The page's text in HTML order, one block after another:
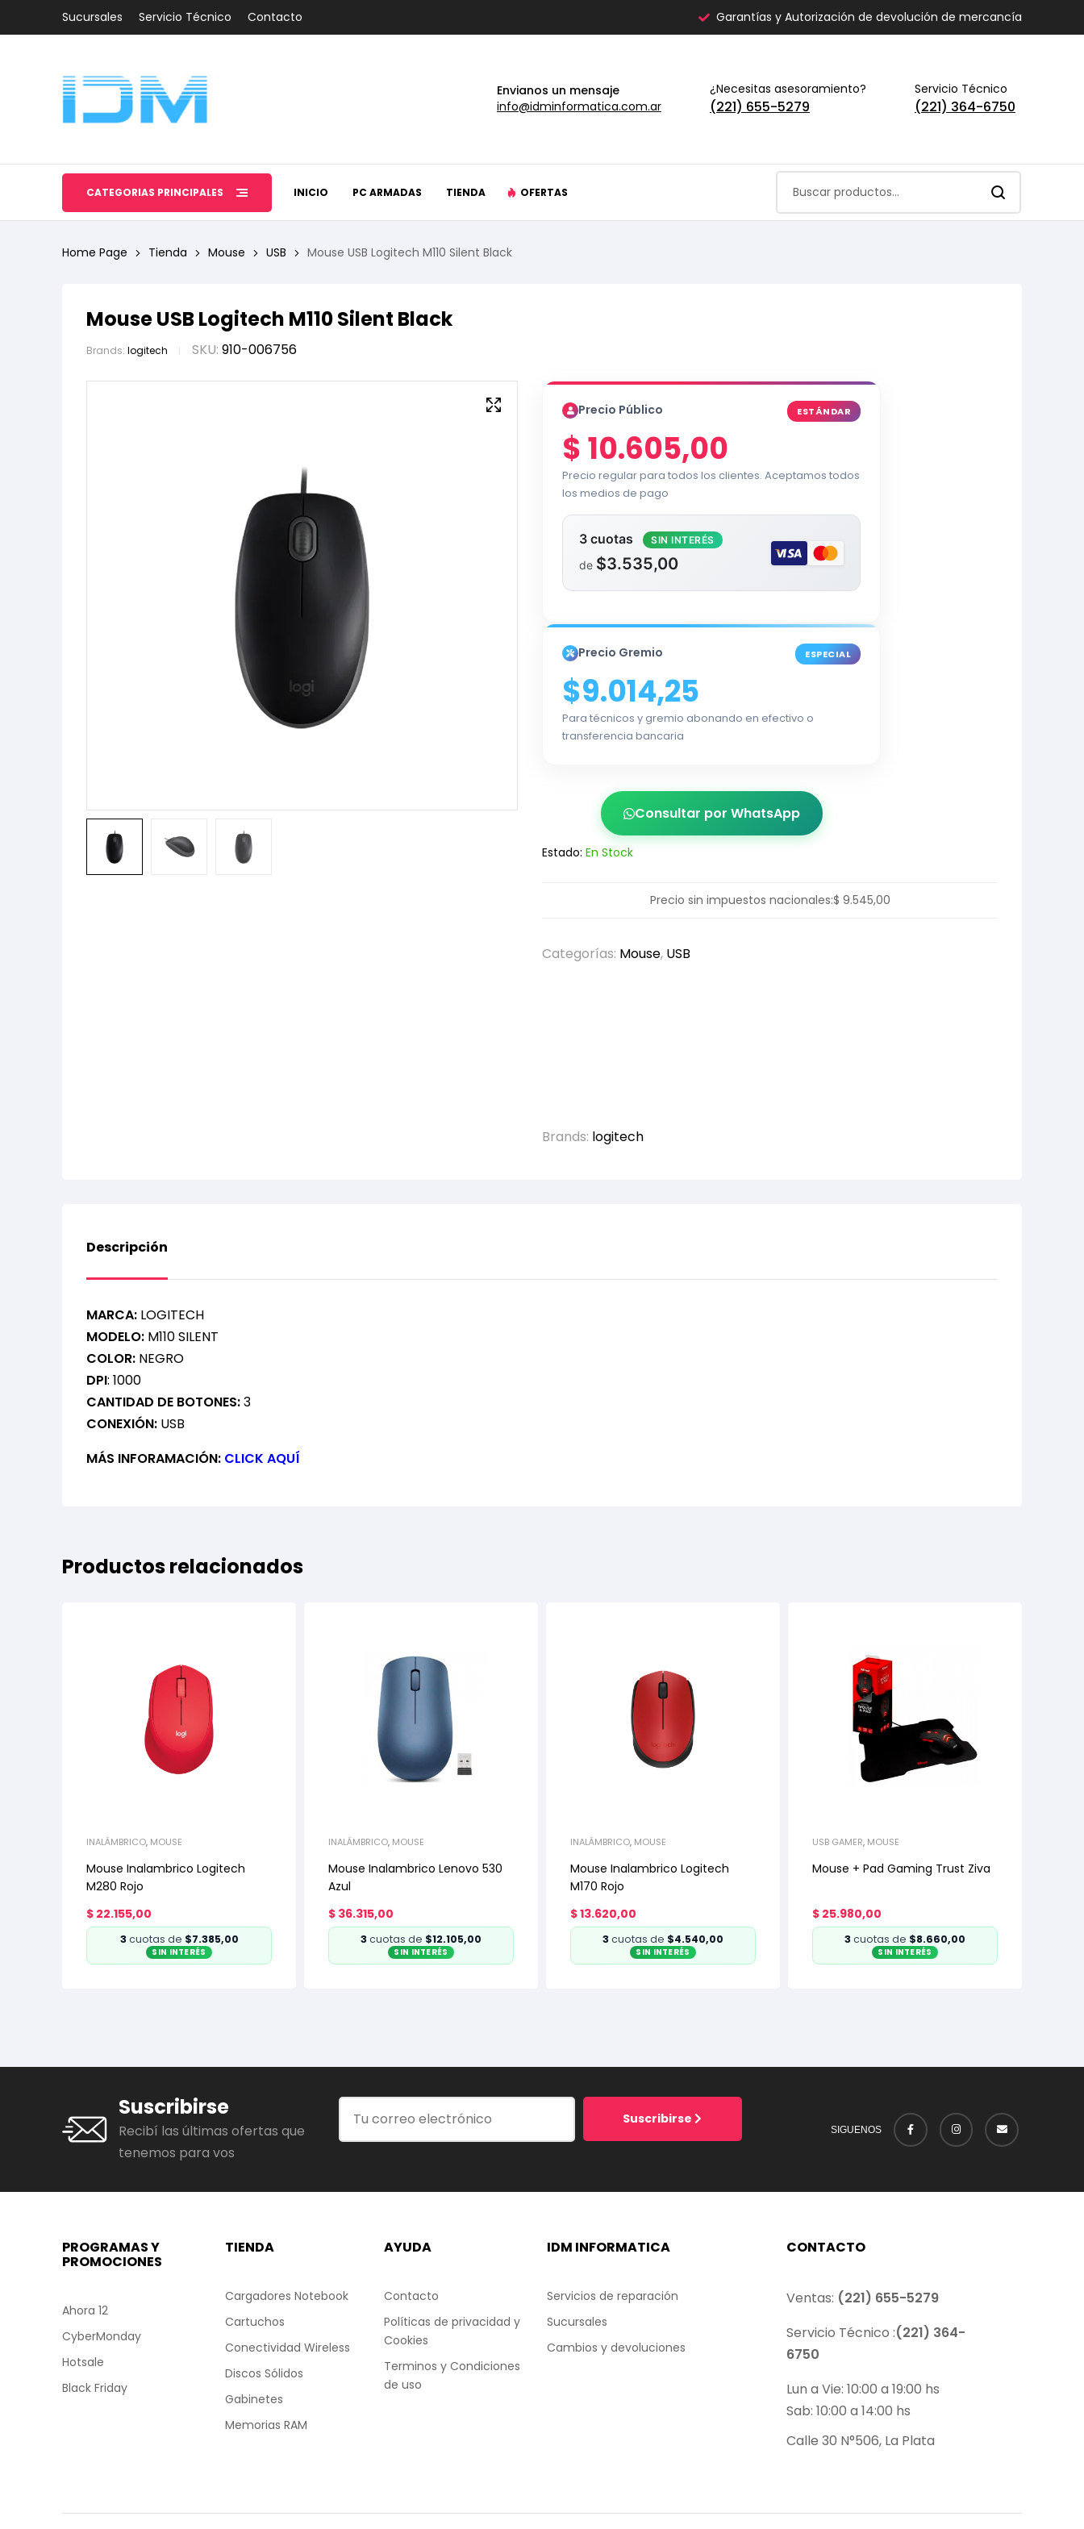
Sucursales Servicio Técnico Contacto Garantías y Autorización de devolución de mercancía
Envianos un mensaje
info@idminformatica.com.ar
¿Necesitas asesoramiento?
(221) 655-5279
Servicio Técnico
(221) 364-6750
CATEGORÍAS PRINCIPALES INICIO PC ARMADAS TIENDA OFERTAS
Home Page Tienda Mouse USB Mouse USB Logitech M110 Silent Black
Mouse USB Logitech M110 Silent Black
Brands: logitech SKU: 910-006756
Precio Público ESTÁNDAR
$10.605,00
Precio regular para todos los clientes. Aceptamos todos
los medios de pago
3 cuotas SIN INTERÉS
de $3.535,00
Precio Gremio ESPECIAL
$9.014,25
Para técnicos y gremio abonando en efectivo o
transferencia bancaria
Consultar por WhatsApp
Estado: En Stock
Precio sin impuestos nacionales:$ 9.545,00
Categorías: Mouse, USB
Brands: logitech
Descripción
MARCA: LOGITECH
MODELO: M110 SILENT
COLOR: NEGRO
DPI: 1000
CANTIDAD DE BOTONES:3
CONEXIÓN: USB
MÁS INFORAMACIÓN: CLICK AQUÍ
Productos relacionados
INALÁMBRICO, MOUSE
Mouse Inalambrico Logitech
M280 Rojo
$ 22.155,00
3cuotas de $7.385,00
SIN INTERÉS
INALÁMBRICO, MOUSE
Mouse Inalambrico Lenovo 530
Azul
$ 36.315,00
3cuotas de $12.105,00
SIN INTERÉS
INALÁMBRICO, MOUSE
Mouse Inalambrico Logitech
M170 Rojo
$13.620,00
3cuotas de $4.540,00
SIN INTERÉS
USB GAMER, MOUSE
Mouse + Pad Gaming Trust Ziva
$ 25.980,00
3cuotas de $8.660,00
SIN INTERÉS
Suscribirse
Recibí las últimas ofertas que
tenemos para vos
Suscribirse
SIGUENOS
PROGRAMAS Y
PROMOCIONES
Ahora 12
CyberMonday
Hotsale
Black Friday
TIENDA
Cargadores Notebook
Cartuchos
Conectividad Wireless
Discos Sólidos
Gabinetes
Memorias RAM
AYUDA
Contacto
Políticas de privacidad y
Cookies
Terminos y Condiciones
de uso
IDM INFORMATICA
Servicios de reparación
Sucursales
Cambios y devoluciones
CONTACTO
Ventas: (221) 655-5279
Servicio Técnico :(221) 364-
6750
Lun a Vie: 10:00 a 19:00 hs
Sab: 10:00 a 14:00 hs
Calle 30 N°506, La Plata